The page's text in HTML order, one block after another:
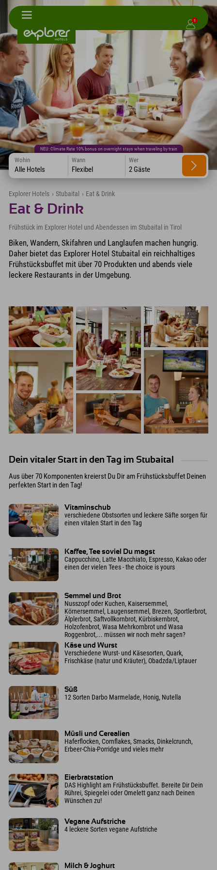
1
NEU: Climate Rate 10% bonus on overnight stays when traveling by train
Wohin
Alle Hotels
Wann
Flexibel
Wer
2 Gäste
Explorer Hotels › Stubaital › Eat & Drink
Eat & Drink
Frühstück im Explorer Hotel und Abendessen im Stubaital in Tirol
Biken, Wandern, Skifahren und Langlaufen machen hungrig.
Daher bietet das Explorer Hotel Stubaital ein reichhaltiges
Frühstücksbuffet mit über 70 Produkten und abends viele
leckere Restaurants in der Umgebung.
Dein vitaler Start in den Tag im Stubaital
Aus über 70 Komponenten kreierst Du Dir am Frühstücksbuffet Deinen
perfekten Start in den Tag!
Vitaminschub
verschiedene Obstsorten und leckere Säfte sorgen für
einen vitalen Start in den Tag
Kaffee, Tee soviel Du magst
Cappucchino, Latte Macchiato, Espresso, Kakao oder
einen der vielen Tees - the choice is yours
Semmel und Brot
Nusszopf oder Kuchen, Kaisersemmel,
Körnersemmel, Laugensemmel, Brezen, Sportlerbrot,
Älplerbrot, Saftvollkornbrot, Kürbiskernbrot,
Holzofenbrot, Wasa Mehrkornbrot und Wasa
Roggenbrot,... müssen wir noch mehr sagen?
Käse und Wurst
Verschiedene Wurst- und Käsesorten, Quark,
Frischkäse (natur und Kräuter), Obadzda/Liptauer
Süß
12 Sorten Darbo Marmelade, Honig, Nutella
Müsli und Cerealien
Haferflocken, Cornflakes, Smacks, Dinkelcrunch,
Erbeer-Chia-Porridge und vieles mehr
Eierbratstation
DAS Highlight am Frühstücksbuffet. Bereite Dir Dein
Rührei, Spiegelei oder Omelett ganz nach Deinen
Wünschen zu!
Vegane Aufstriche
4 leckere Sorten vegane Aufstriche
Milch & Joghurt